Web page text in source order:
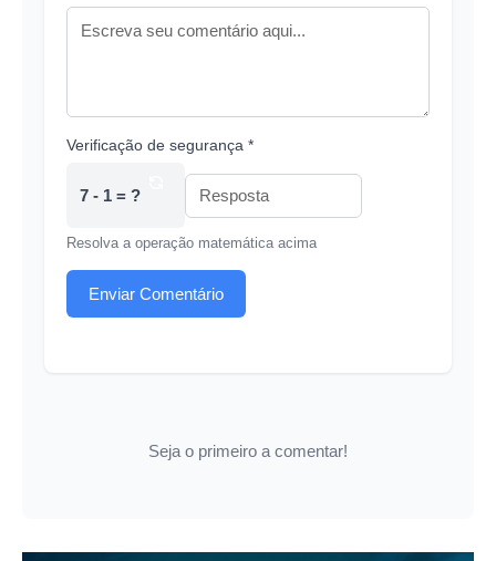
Verificação de segurança *
7 - 1 = ?
Resolva a operação matemática acima
Enviar Comentário
Seja o primeiro a comentar!